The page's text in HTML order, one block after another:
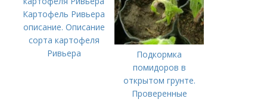
Картофель Ривьера
описание. Описание
сорта картофеля
Ривьера
Подкормка
помидоров в
открытом грунте.
Проверенные